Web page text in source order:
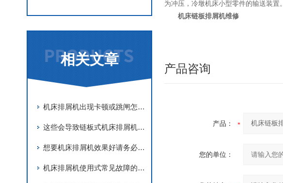
相关文章
机床排屑机出现卡顿或跳闸怎么办？不妨来看看这个！
这些会导致链板式机床排屑机卡死的因素您知道吗？
想要机床排屑机效果好请务必做到这三步！
机床排屑机使用式常见故障的解决方法
为冲压，冷墩机床小型零件的输送装置。
机床链板排屑机维修
产品咨询
产品：
您的单位：